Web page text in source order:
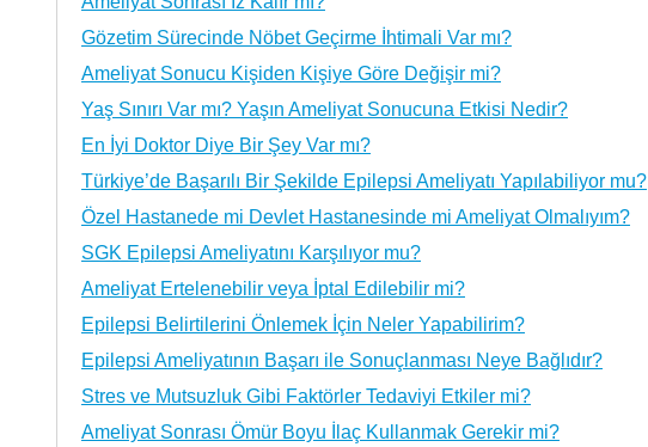
Gözetim Sürecinde Nöbet Geçirme İhtimali Var mı?
Ameliyat Sonucu Kişiden Kişiye Göre Değişir mi?
Yaş Sınırı Var mı? Yaşın Ameliyat Sonucuna Etkisi Nedir?
En İyi Doktor Diye Bir Şey Var mı?
Türkiye’de Başarılı Bir Şekilde Epilepsi Ameliyatı Yapılabiliyor mu?
Özel Hastanede mi Devlet Hastanesinde mi Ameliyat Olmalıyım?
SGK Epilepsi Ameliyatını Karşılıyor mu?
Ameliyat Ertelenebilir veya İptal Edilebilir mi?
Epilepsi Belirtilerini Önlemek İçin Neler Yapabilirim?
Epilepsi Ameliyatının Başarı ile Sonuçlanması Neye Bağlıdır?
Stres ve Mutsuzluk Gibi Faktörler Tedaviyi Etkiler mi?
Ameliyat Sonrası Ömür Boyu İlaç Kullanmak Gerekir mi?